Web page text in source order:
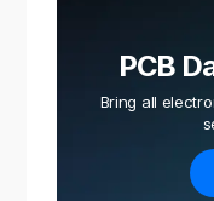
PCB
Bring all